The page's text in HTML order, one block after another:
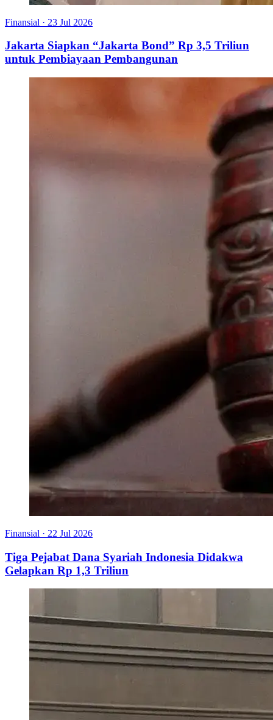
Finansial · 23 Jul 2026
Jakarta Siapkan “Jakarta Bond” Rp 3,5 Triliun
untuk Pembiayaan Pembangunan
Finansial · 22 Jul 2026
Tiga Pejabat Dana Syariah Indonesia Didakwa
Gelapkan Rp 1,3 Triliun